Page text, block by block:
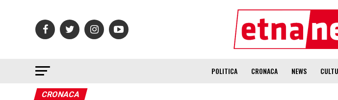
POLITICA CRONACA NEWS
CRONACA